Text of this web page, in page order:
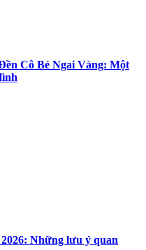
Cô Bé Ngai Vàng: Một
Những lưu ý quan